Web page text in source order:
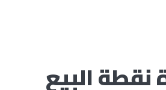
نقطة البيع